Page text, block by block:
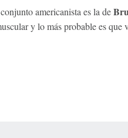
americanista es la de
y lo más probable es que